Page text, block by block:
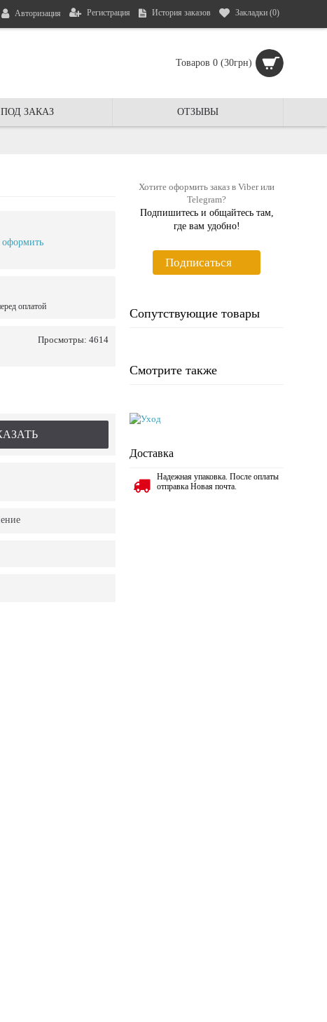
Авторизация Регистрация История заказов Закладки (0)
Товаров 0 (30грн)
ПОД ЗАКАЗ ОТЗЫВЫ
Хотите оформить заказ в Viber или
Telegram?
Подпишитесь и общайтесь там,
где вам удобно!
Подписаться
Сопутствующие товары
Смотрите также
Доставка
Надежная упаковка. После оплаты
отправка Новая почта.
оформить
оплатой
Просмотры: 4614